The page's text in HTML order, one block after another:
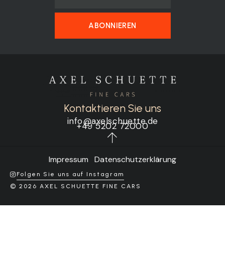
ABONNIEREN
Kontaktieren Sie uns
info@axelschuette.de
+49 5202 72000
Impressum Datenschutzerklärung
Folgen Sie uns auf Instagram
© 2026 AXEL SCHUETTE FINE CARS